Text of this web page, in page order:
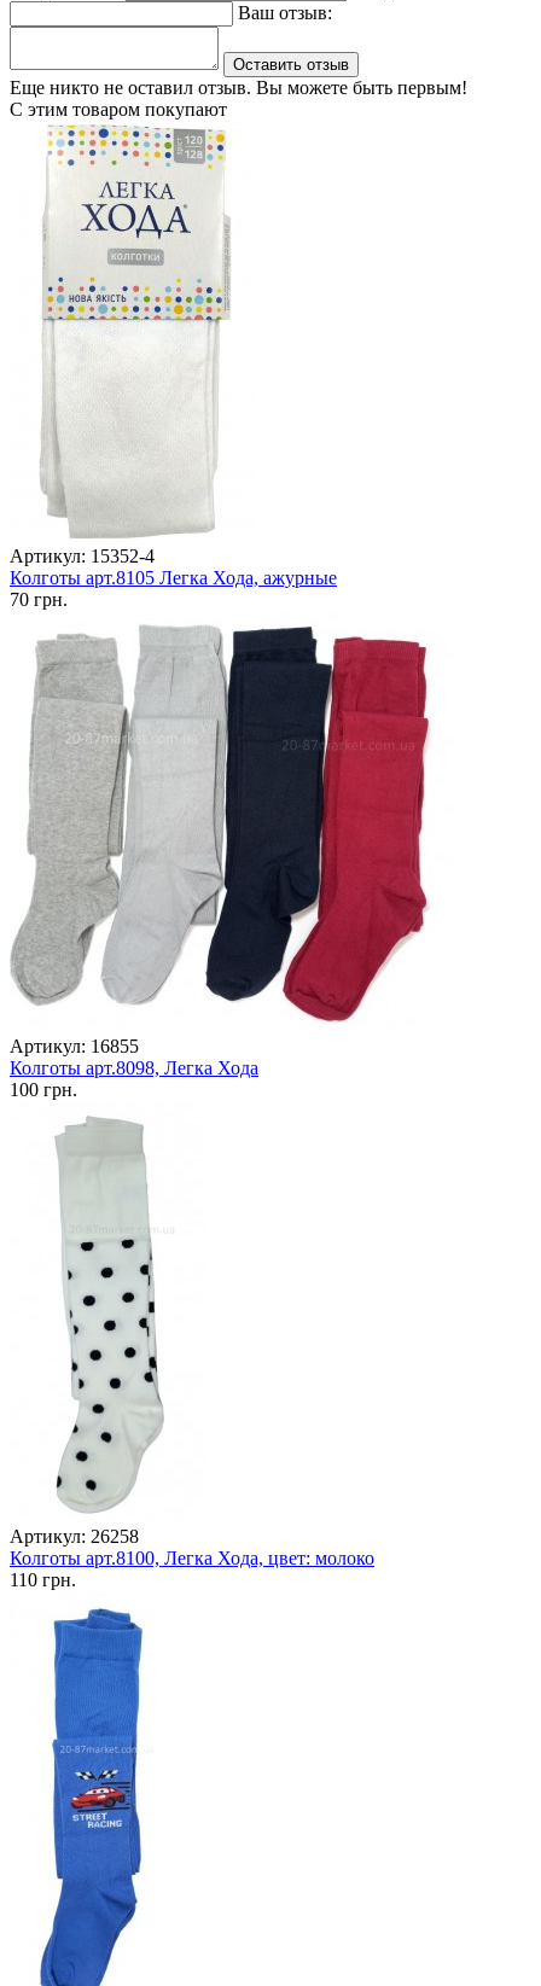
Ваш отзыв:
Оставить отзыв
Еще никто не оставил отзыв. Вы можете быть первым!
С этим товаром покупают
Артикул: 15352-4
Колготы арт.8105 Легка Хода, ажурные
70 грн.
Артикул: 16855
Колготы арт.8098, Легка Хода
100 грн.
Артикул: 26258
Колготы арт.8100, Легка Хода, цвет: молоко
110 грн.